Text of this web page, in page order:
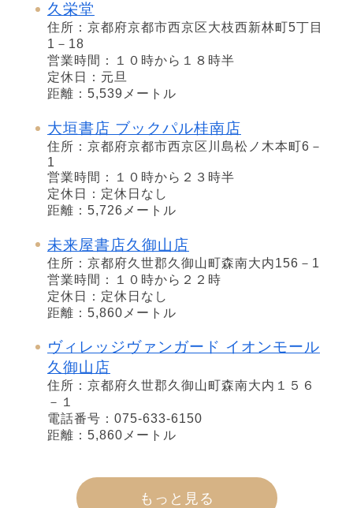
久栄堂
住所：京都府京都市西京区大枝西新林町5丁目
1－18
営業時間：１０時から１８時半
定休日：元旦
距離：5,539メートル
大垣書店 ブックパル桂南店
住所：京都府京都市西京区川島松ノ木本町6－
1
営業時間：１０時から２３時半
定休日：定休日なし
距離：5,726メートル
未来屋書店久御山店
住所：京都府久世郡久御山町森南大内156－1
営業時間：１０時から２２時
定休日：定休日なし
距離：5,860メートル
ヴィレッジヴァンガード イオンモール
久御山店
住所：京都府久世郡久御山町森南大内１５６
－１
電話番号：075-633-6150
距離：5,860メートル
もっと見る